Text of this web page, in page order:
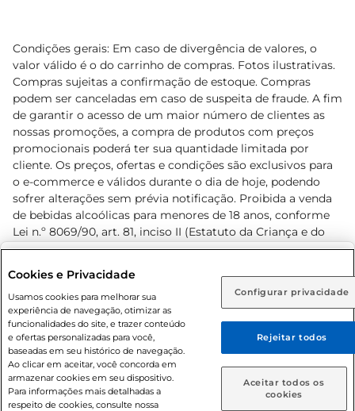
Rio de Janeiro (RJ) Goiás (GO)
Ou
Caso queira comprar online, informe como deseja receber
suas compras:
Entrega em casa Retire em Loja
Condições gerais: Em caso de divergência de valores, o
valor válido é o do carrinho de compras. Fotos ilustrativas.
Compras sujeitas a confirmação de estoque. Compras
podem ser canceladas em caso de suspeita de fraude. A fim
de garantir o acesso de um maior número de clientes as
nossas promoções, a compra de produtos com preços
promocionais poderá ter sua quantidade limitada por
cliente. Os preços, ofertas e condições são exclusivos para
o e-commerce e válidos durante o dia de hoje, podendo
sofrer alterações sem prévia notificação. Proibida a venda
de bebidas alcoólicas para menores de 18 anos, conforme
Lei n.º 8069/90, art. 81, inciso II (Estatuto da Criança e do
Adolescente). Preços e condições exclusivos para o
prévio. O valor mínimo para as compras on-line é de R$
80,00.
© 2026 Copyright. Todos os direitos
reservados Prezunic.
Cookies e Privacidade
Usamos cookies para melhorar sua
experiência de navegação, otimizar as
funcionalidades do site, e trazer conteúdo
e ofertas personalizadas para você,
baseadas em seu histórico de navegação.
Ao clicar em aceitar, você concorda em
armazenar cookies em seu dispositivo.
Para informações mais detalhadas a
respeito de cookies, consulte nossa
Configurar privacidade
Rejeitar todos
Aceitar todos os
cookies